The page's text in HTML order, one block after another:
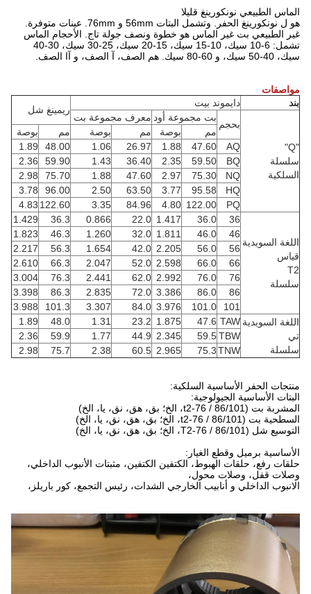
الماس الطبيعي نونكورينغ قليلا
هو ل نونكورينغ الحفر. وتشمل البتات 56mm و 76mm. عينات متوفرة.
غير الطبيعي بت غير الماس هو خطوة ونصف جولة تاج. الأحجام الماس
تشمل: 6-10 سيك، 10-15 سيك، 15-20 سيك، 25-30 سيك، 30-40
سيك، 40-50 سيك، و 60-80 سيك. هم الصف، آ الصف، و آا الصف.
مواصفات
بند
دايموند بيت
ريمينغ شل
"Q"
سلسلة
السلكية
بحجم
بت مجموعة أود معرف مجموعة بت
مم
بوصة مم بوصة مم
بوصة
AQ
47.60
1.88
26.97
1.06
48.00
1.89
BQ
59.50
2.35
36.40
1.43
59.90
2.36
NQ
75.30
2.97
47.60
1.88
75.70
2.98
HQ
95.58
3.77
63.50
2.50
96.00
3.78
PQ
122.00
4.80
84.96
3.35
122.60
4.83
اللغة السويدية
قياس
T2
سلسلة
36
36.0
1.417
22.0
0.866
36.3
1.429
46
46.0
1.811
32.0
1.260
46.3
1.823
56
56.0
2.205
42.0
1.654
56.3
2.217
66
66.0
2.598
52.0
2.047
66.3
2.610
76
76.0
2.992
62.0
2.441
76.3
3.004
86
86.0
3.386
72.0
2.835
86.3
3.398
101
101.0
3.976
84.0
3.307
101.3
3.988
اللغة السويدية
تي
سلسلة
TAW
47.6
1.875
23.2
1.31
48.0
1.89
TBW
59.5
2.345
44.9
1.77
59.9
2.36
TNW
75.3
2.965
60.5
2.38
75.7
2.98
منتجات الحفر الأساسية السلكية:
البتات الأساسية الجيولوجية:
المشربة بت (t2-76 / 86/101، الخ؛ بق، هق، نق، يا، الخ)
السطحية بت (t2-76 / 86/101، الخ؛ بق، هق، نق، يا، الخ)
التوسيع شل (T2-76 / 86/101، الخ؛ بق، هق، نق، يا، الخ)
الأساسية برميل وقطع الغيار:
حلقات رفع، حلقات الهبوط، الكتفين الكتفين، مثبتات الأنبوب الداخلي،
وصلات قفل، وصلات محول،
الانبوب الداخلي و أنابيب الخارجي الشدات، رئيس التجمع، كور باريلز،